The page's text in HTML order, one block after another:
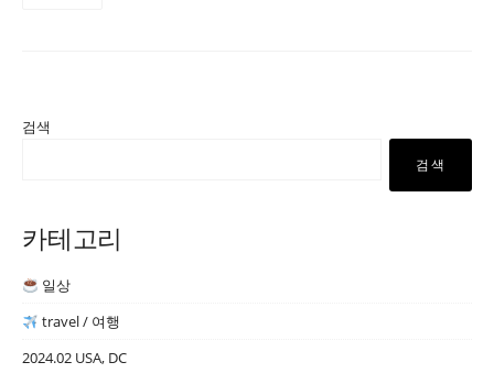
검색
검색
카테고리
일상
travel / 여행
2024.02 USA, DC